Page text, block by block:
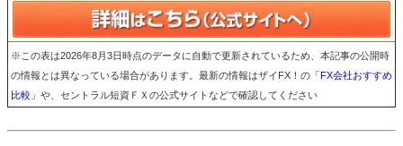
※この表は2026年8月3日時点のデータに自動で更新されているため、本記事の公開時
の情報とは異なっている場合があります。最新の情報はザイFX！の 「FX会社おすすめ
比較」 や、セントラル短資ＦＸの公式サイトなどで確認してください